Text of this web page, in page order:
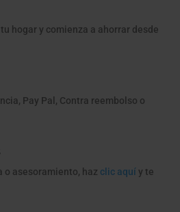
hogar y comienza a ahorrar desde
Pay Pal, Contra reembolso o
o asesoramiento, haz clic aquíy te